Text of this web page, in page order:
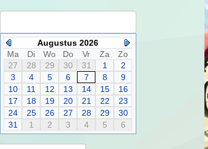
Augustus 2026
Ma
Di Wo Do Vr Za
Zo
27
28 29 30 31 1
2
3
4 5 6 7 8
9
10
11 12 13 14 15
16
17
18 19 20 21 22
23
24
25 26 27 28 29
30
31
1 2 3 4 5 6